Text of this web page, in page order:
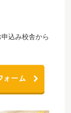
込み校舎から